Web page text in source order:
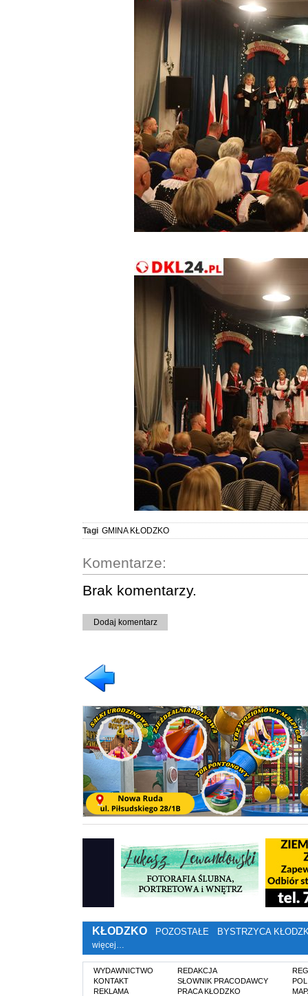
Tagi GMINA KŁODZKO
Komentarze:
Brak komentarzy.
Dodaj komentarz
KŁODZKO POZOSTAŁE BYSTRZYCA
więcej…
WYDAWNICTWO
KONTAKT
REKLAMA
REDAKCJA
SŁOWNIK PRACODAWCY
PRACA KŁODZKO